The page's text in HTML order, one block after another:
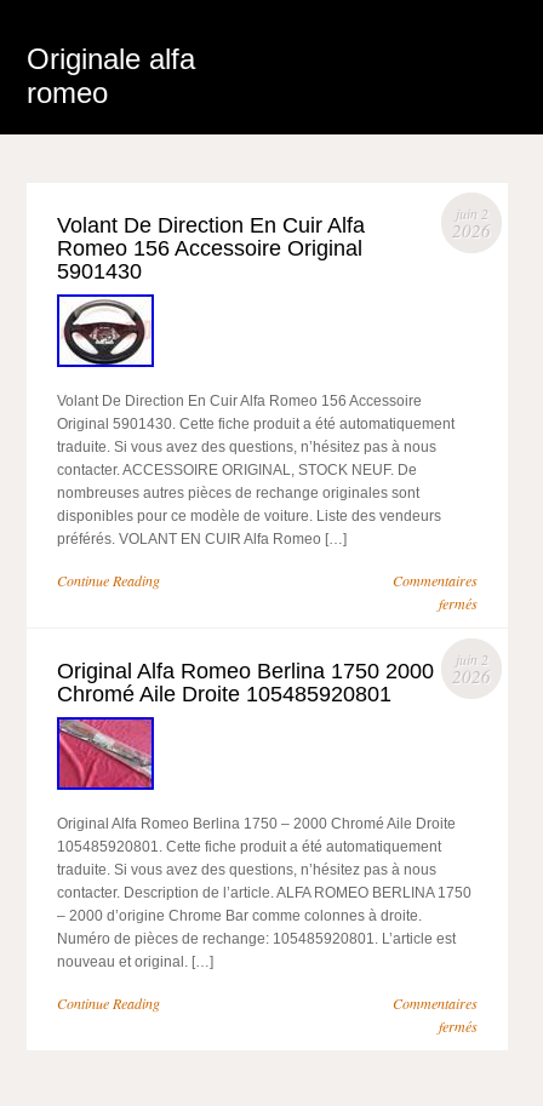
Originale alfa
romeo
juin 2
2026
Volant De Direction En Cuir Alfa
Romeo 156 Accessoire Original
5901430
Volant De Direction En Cuir Alfa Romeo 156 Accessoire
Original 5901430. Cette fiche produit a été automatiquement
traduite. Si vous avez des questions, n’hésitez pas à nous
contacter. ACCESSOIRE ORIGINAL, STOCK NEUF. De
nombreuses autres pièces de rechange originales sont
disponibles pour ce modèle de voiture. Liste des vendeurs
préférés. VOLANT EN CUIR Alfa Romeo […]
Continue Reading
Commentaires
fermés
juin 2
2026
Original Alfa Romeo Berlina 1750 2000
Chromé Aile Droite 105485920801
Original Alfa Romeo Berlina 1750 – 2000 Chromé Aile Droite
105485920801. Cette fiche produit a été automatiquement
traduite. Si vous avez des questions, n’hésitez pas à nous
contacter. Description de l’article. ALFA ROMEO BERLINA 1750
– 2000 d’origine Chrome Bar comme colonnes à droite.
Numéro de pièces de rechange: 105485920801. L’article est
nouveau et original. […]
Continue Reading
Commentaires
fermés